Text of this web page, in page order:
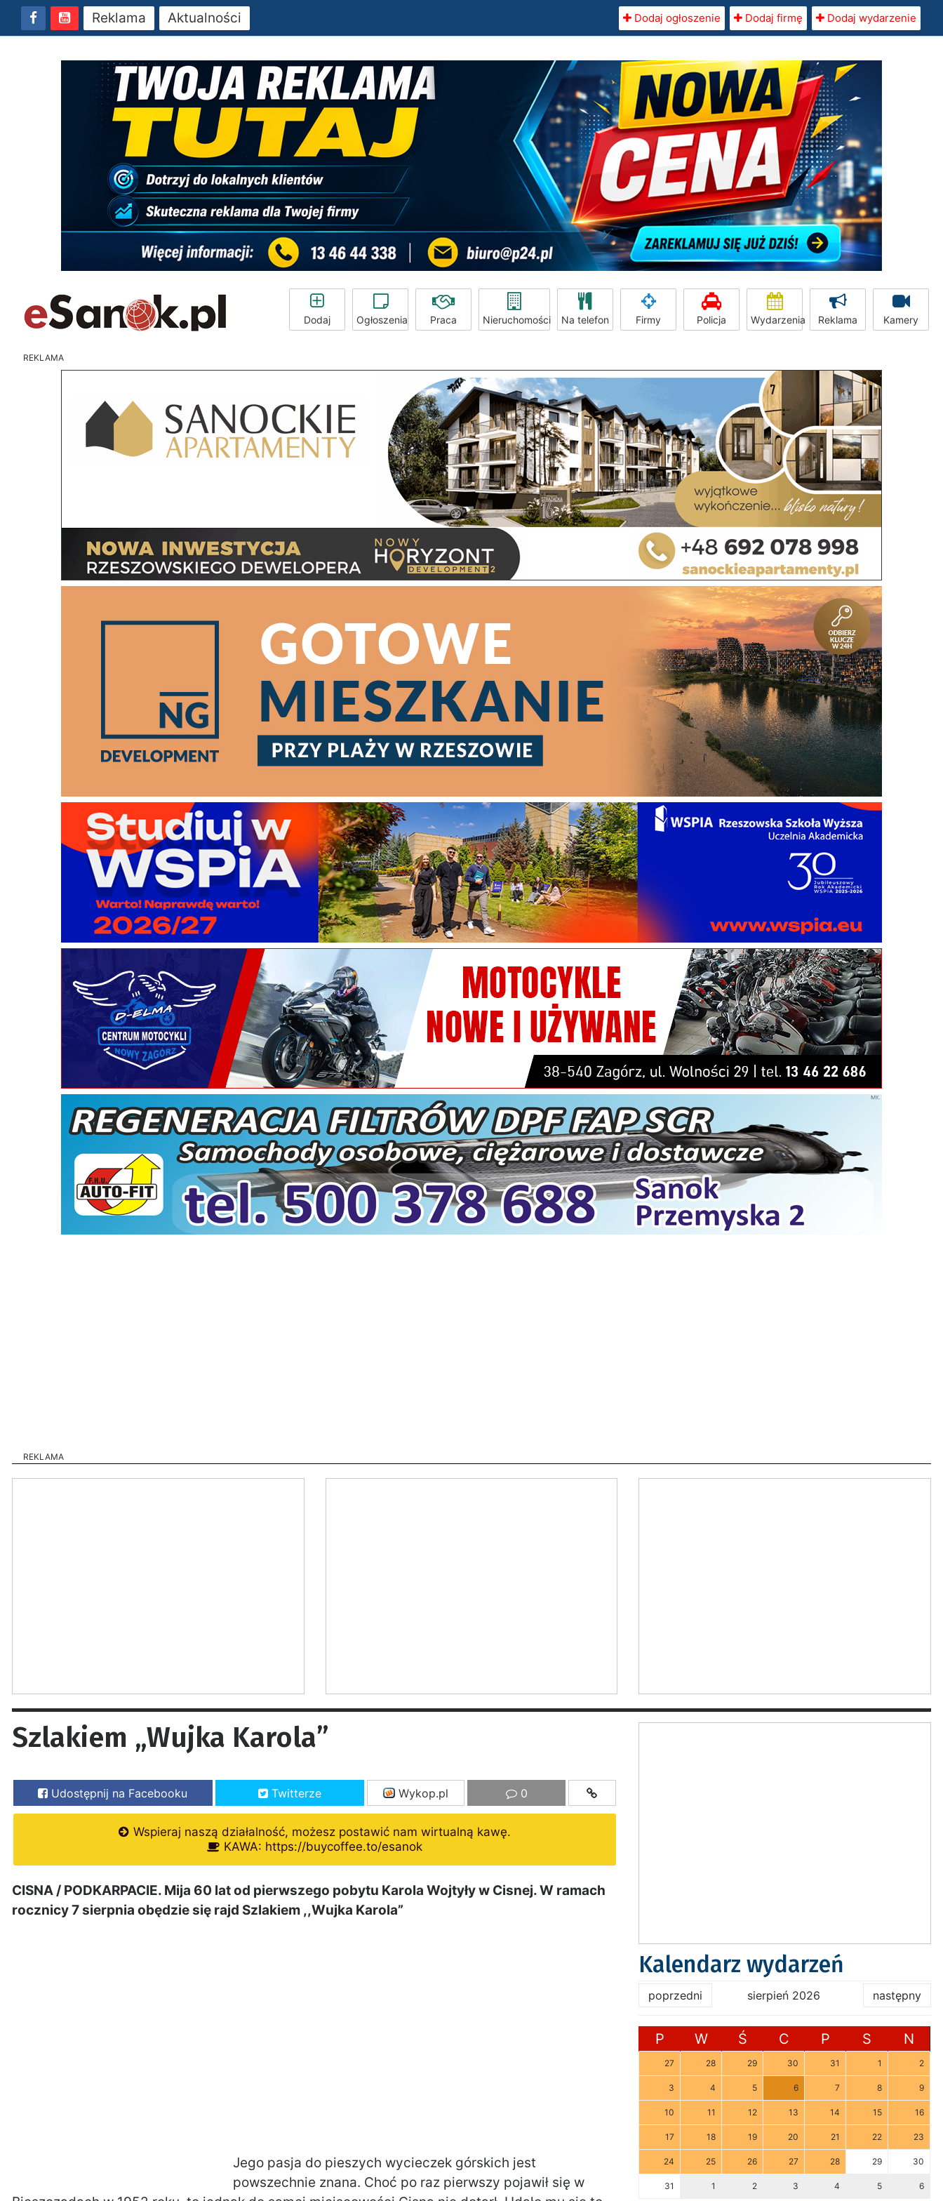
Reklama Aktualności Dodaj ogłoszenie Dodaj firmę Dodaj wydarzenie
Dodaj Ogłoszenia Praca Nieruchomości Na telefon Firmy Policja Wydarzenia Reklama Kamery
REKLAMA
REKLAMA
Szlakiem „Wujka Karola”
Udostępnij na Facebooku Twitterze Wykop.pl 0
Wspieraj naszą działalność, możesz postawić nam wirtualną kawę.
KAWA: https://buycoffee.to/esanok
CISNA / PODKARPACIE. Mija 60 lat od pierwszego pobytu Karola Wojtyły w Cisnej. W ramach
rocznicy 7 sierpnia obędzie się rajd Szlakiem ,,Wujka Karola”
Jego pasja do pieszych wycieczek górskich jest
powszechnie znana. Choć po raz pierwszy pojawił się w
Kalendarz wydarzeń
poprzedni sierpień 2026 następny
P W Ś C P S N
27 28 29 30 31 1 2
3 4 5 6 7 8 9
10 11 12 13 14 15 16
17 18 19 20 21 22 23
24 25 26 27 28 29 30
31 1 2 3 4 5 6